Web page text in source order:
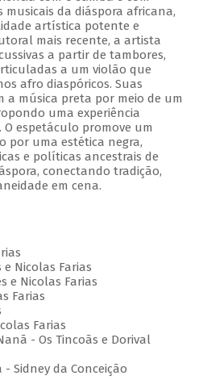
da diáspora africana,
artística potente e
mais recente, a artista
a partir de tambores,
a um violão que
afro diaspóricos. Suas
a música preta por meio de um
uma experiência
espetáculo promove um
por uma estética negra,
e políticas ancestrais de
conectando tradição,
em cena.
Nicolas Farias
e Nicolas Farias
Farias
Farias
- Os Tincoãs e Dorival
Sidney da Conceição